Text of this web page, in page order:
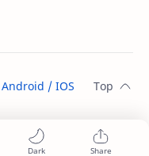
FREE FIRE
MOBILE
/ IOS . All rights